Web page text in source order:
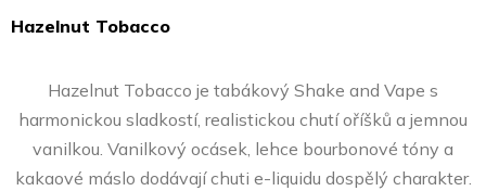
Hazelnut Tobacco
Hazelnut Tobacco je tabákový Shake and Vape s
harmonickou sladkostí, realistickou chutí oříšků a jemnou
vanilkou. Vanilkový ocásek, lehce bourbonové tóny a
kakaové máslo dodávají chuti e-liquidu dospělý charakter.
hodnocení
produktu
5,0